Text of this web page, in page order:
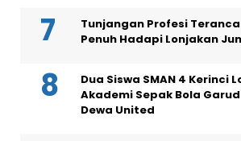
Tunjangan Profesi
Penuh Hadapi Lonjakan
Dua Siswa SMAN 4 Kerinci
Akademi Sepak Bola
Dewa United